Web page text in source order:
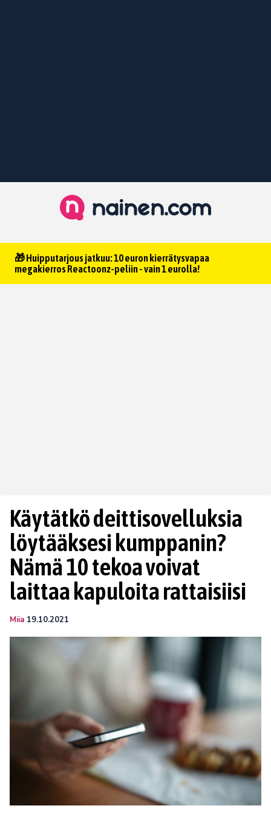
🎁 Huipputarjous jatkuu: 10 euron kierrätysvapaa
megakierros Reactoonz-peliin - vain 1 eurolla!
Käytätkö deittisovelluksia
löytääksesi kumppanin?
Nämä 10 tekoa voivat
laittaa kapuloita rattaisiisi
Miia 19.10.2021